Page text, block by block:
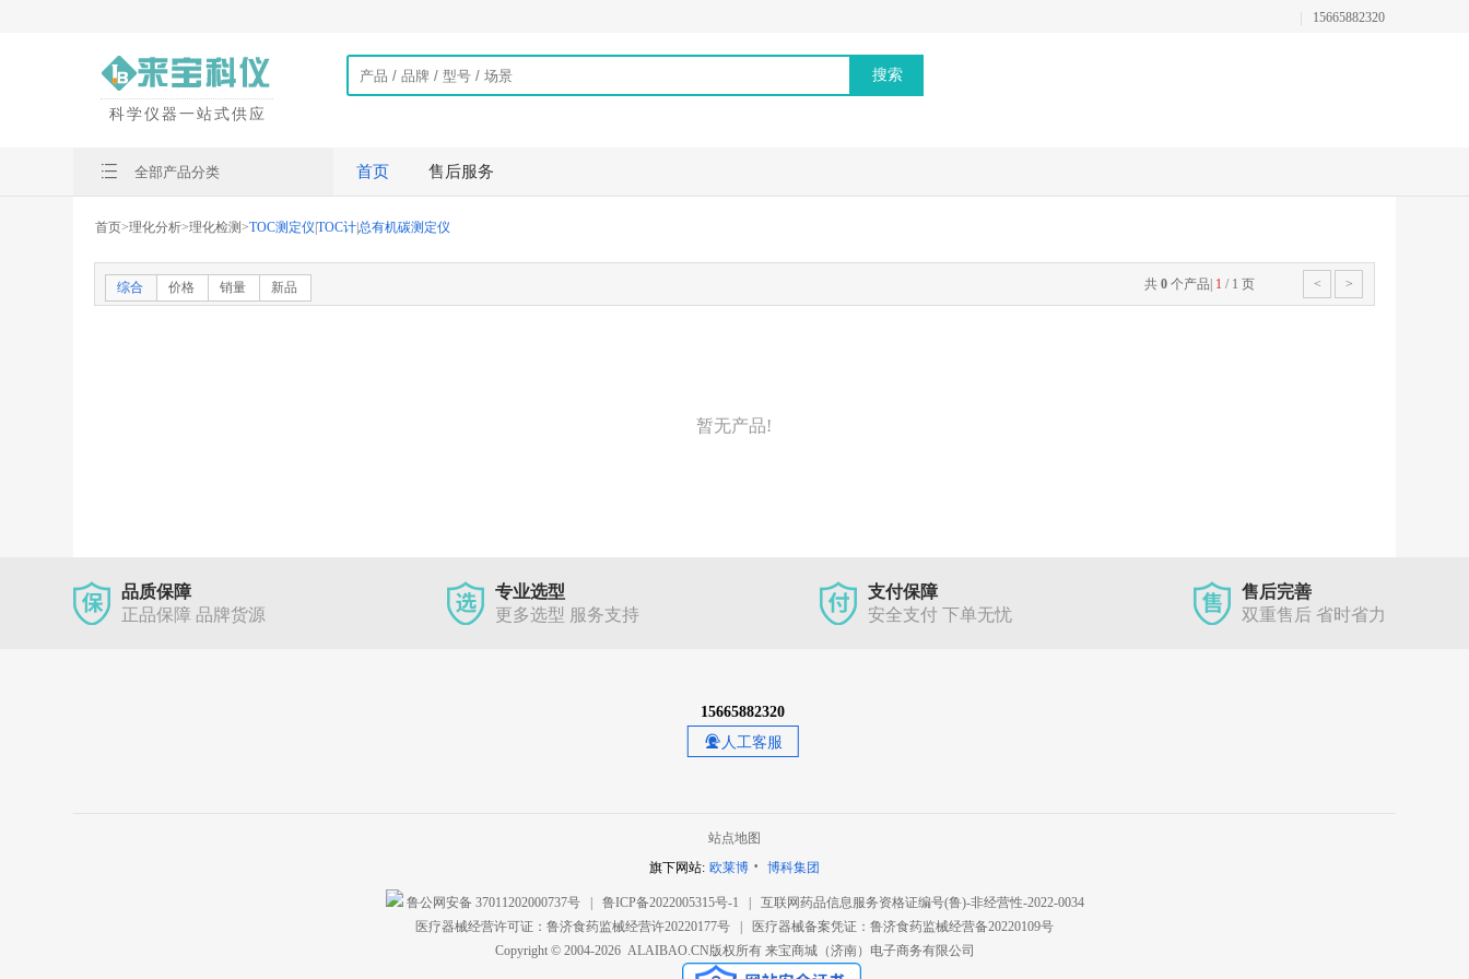
15665882320
科学仪器一站式供应
全部产品分类 首页 售后服务
首页>理化分析>理化检测>TOC测定仪 TOC计总有机碳测定仪
综合 价格 销量 新品 共 0 个产品 1 / 1 页 < >
暂无产品!
品质保障
正品保障 品牌货源
专业选型
更多选型 服务支持
支付保障
安全支付 下单无忧
售后完善
双重售后 省时省力
15665882320
人工客服
站点地图
旗下网站: 欧莱博 · 博科集团
鲁公网安备 37011202000737号 鲁ICP备2022005315号-1
互联网药品信息服务资格证编号(鲁)-非经营性-2022-0034
医疗器械经营许可证：鲁济食药监械经营许20220177号
医疗器械备案凭证：鲁济食药监械经营备20220109号
Copyright © 2004-2026 ALAIBAO.CN版权所有 来宝商城（济南）电子商务有限公司